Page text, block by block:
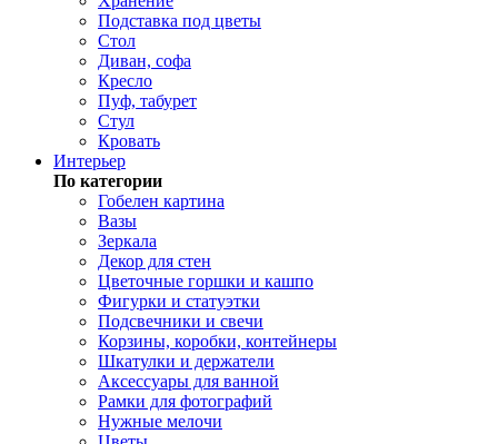
Подставка под цветы
Стол
Диван, софа
Кресло
Пуф, табурет
Стул
Кровать
Интерьер
По категории
Гобелен картина
Вазы
Зеркала
Декор для стен
Цветочные горшки и кашпо
Фигурки и статуэтки
Подсвечники и свечи
Корзины, коробки, контейнеры
Шкатулки и держатели
Аксессуары для ванной
Рамки для фотографий
Нужные мелочи